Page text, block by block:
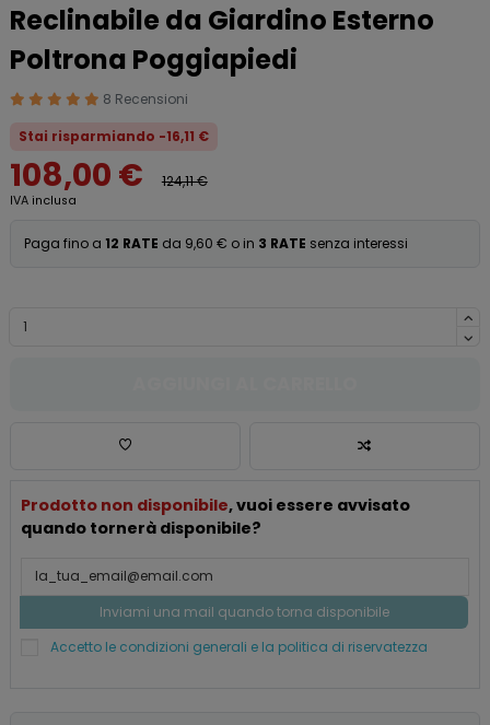
Reclinabile da Giardino Esterno
Poltrona Poggiapiedi
8 Recensioni
Stai risparmiando -16,11 €
108,00 € 124,11 €
IVA inclusa
Paga fino a 12 RATE da 9,60 € o in 3 RATE senza interessi
Prodotto non disponibile, vuoi essere avvisato
quando tornerà disponibile?
Accetto le condizioni generali e la politica di riservatezza